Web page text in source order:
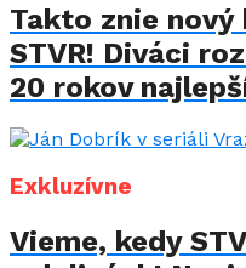
Takto znie nový
STVR! Diváci
20 rokov
Exkluzívne
Vieme, kedy